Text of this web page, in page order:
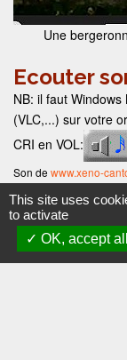
Une
Ecouter
NB: il faut
(VLC,...) sur votre
CRI en VOL:
Son de www.xeno-
Pour revenir à la fiche
ouvert.
Habitat
Espaces ouverts,
This site uses
to activate
OK, accept all